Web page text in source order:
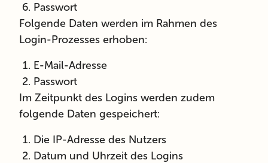
Passwort
Folgende Daten werden im Rahmen des
Login-Prozesses erhoben:
E-Mail-Adresse
Passwort
Im Zeitpunkt des Logins werden zudem
folgende Daten gespeichert:
Die IP-Adresse des Nutzers
Datum und Uhrzeit des Logins